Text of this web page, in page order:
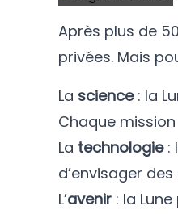
Après plus de
privées. Mais
La science: la
Chaque
La technologie:
d’envisager
L’avenir : la